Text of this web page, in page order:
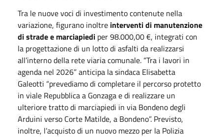
Tra le nuove voci di investimento contenute nella
variazione, figurano inoltre interventi di manutenzione
di strade e marciapiedi per 98.000,00 €, integrati con
la progettazione di un lotto di asfalti da realizzarsi
all’interno della rete viaria comunale. “Tra i lavori in
agenda nel 2026” anticipa la sindaca Elisabetta
Galeotti “prevediamo di completare il percorso protetto
in viale Repubblica a Gonzaga e di realizzare un
ulteriore tratto di marciapiedi in via Bondeno degli
Arduini verso Corte Matilde, a Bondeno”. Previsto,
inoltre, l’acquisto di un nuovo mezzo per la Polizia